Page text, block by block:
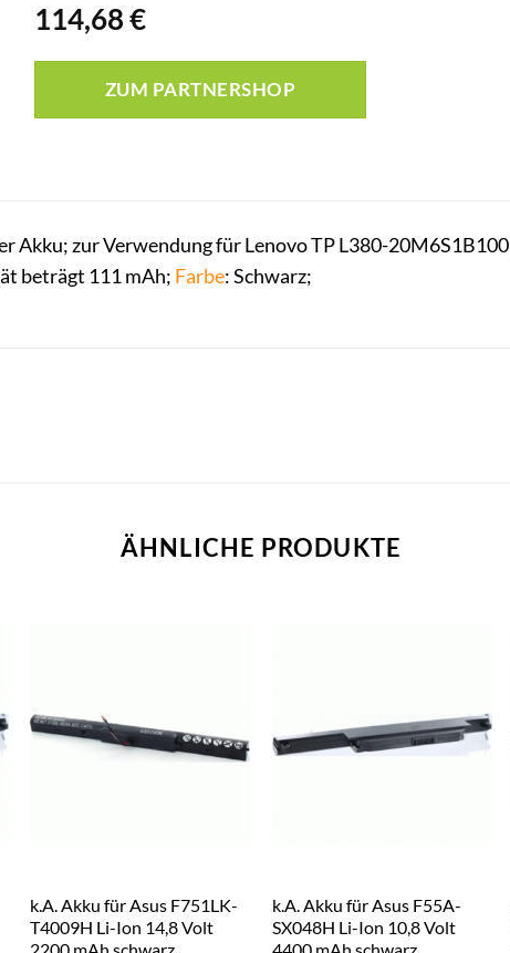
114,68€
ZUM PARTNERSHOP
Akku; zur Verwendung für Lenovo TP L380-
beträgt 111 mAh; Farbe: Schwarz;
ÄHNLICHE PRODUKTE
k.A. Akku für Asus F751LK-
T4009H Li-Ion 14,8 Volt
k.A. Akku für Asus F55A-
SX048H Li-Ion 10,8 Volt